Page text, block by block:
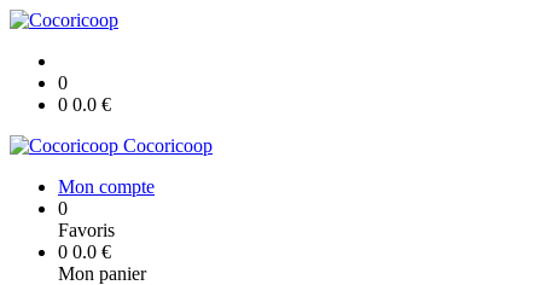
0
0 0.0 €
Cocoricoop
Mon compte
0
Favoris
0 0.0 €
Mon panier